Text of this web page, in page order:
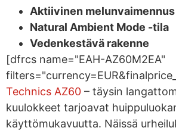
Aktiivinen melunvaimennus
Natural Ambient Mode -tila
Vedenkestävä rakenne
[dfrcs name="EAH-AZ60M2EA"
Technics AZ60 – täysin
kuulokkeet tarjoavat
käyttömukavuutta. Näissä